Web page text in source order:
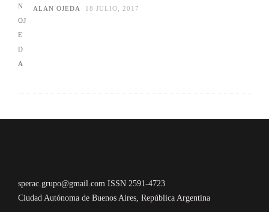
ALAN OJEDA 18 JULIO, 2017
sperac.grupo@gmail.com ISSN 2591-4723
Ciudad Autónoma de Buenos Aires, República Argentina